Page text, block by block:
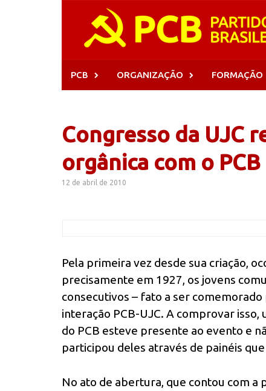
PCB ORGANIZAÇÃO FORMAÇÃO
Congresso da UJC
orgânica com o PCB
12 de abril de 2010
Pela primeira vez desde sua criação,
precisamente em 1927, os jovens
consecutivos – fato a ser
interação PCB-UJC. A comprovar
do PCB esteve presente ao evento e
participou deles através de painéis
No ato de abertura, que contou com a